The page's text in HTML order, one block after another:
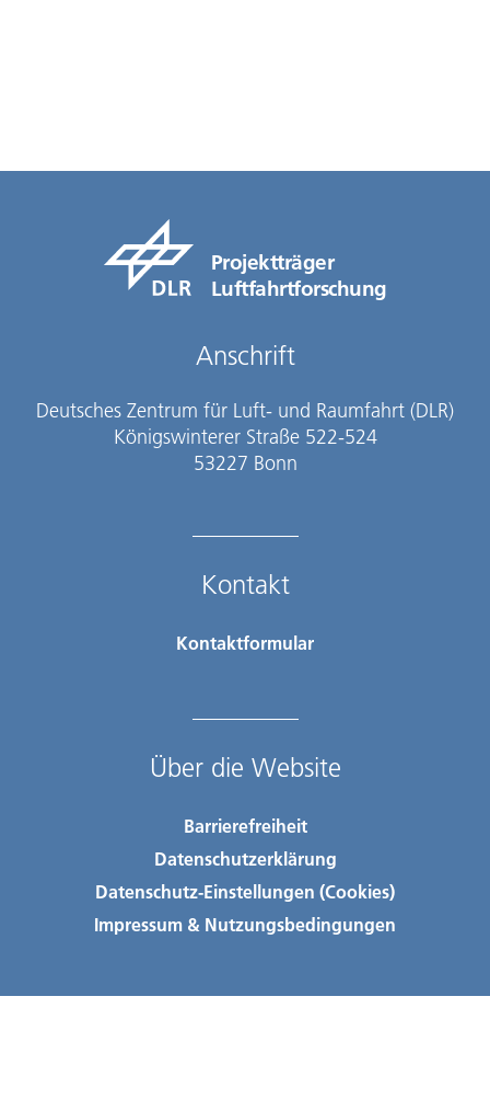
Projektträger
Luftfahrtforschung
Anschrift
Deutsches Zentrum für Luft- und Raumfahrt (DLR)
Königswinterer Straße 522-524
53227 Bonn
Kontakt
Kontaktformular
Über die Website
Barrierefreiheit
Datenschutzerklärung
Datenschutz-Einstellungen (Cookies)
Impressum & Nutzungsbedingungen